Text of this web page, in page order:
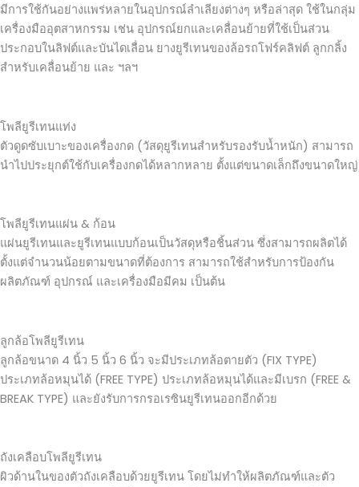
มีการใช้กันอย่างแพร่หลายในอุปกรณ์ลำเลียงต่างๆ หรือล่าสุด ใช้ในกลุ่ม
เครื่องมืออุตสาหกรรม เช่น อุปกรณ์ยกและเคลื่อนย้ายที่ใช้เป็นส่วน
ประกอบในลิฟต์และบันไดเลื่อน ยางยูรีเทนของล้อรถโฟร์คลิฟต์ ลูกกลิ้ง
สำหรับเคลื่อนย้าย และ ฯลฯ
โพลียูรีเทนแท่ง
ตัวดูดซับเบาะของเครื่องกด (วัสดุยูรีเทนสำหรับรองรับน้ำหนัก) สามารถ
นำไปประยุกต์ใช้กับเครื่องกดได้หลากหลาย ตั้งแต่ขนาดเล็กถึงขนาดใหญ่
โพลียูรีเทนแผ่น & ก้อน
แผ่นยูรีเทนและยูรีเทนแบบก้อนเป็นวัสดุหรือชิ้นส่วน ซึ่งสามารถผลิตได้
ตั้งแต่จำนวนน้อยตามขนาดที่ต้องการ สามารถใช้สำหรับการป้องกัน
ผลิตภัณฑ์ อุปกรณ์ และเครื่องมือมีคม เป็นต้น
ลูกล้อโพลียูรีเทน
ลูกล้อขนาด 4 นิ้ว 5 นิ้ว 6 นิ้ว จะมีประเภทล้อตายตัว (FIX TYPE)
ประเภทล้อหมุนได้ (FREE TYPE) ประเภทล้อหมุนได้และมีเบรก (FREE &
BREAK TYPE) และยังรับการกรอเรซินยูรีเทนออกอีกด้วย
ถังเคลือบโพลียูรีเทน
ผิวด้านในของตัวถังเคลือบด้วยยูรีเทน โดยไม่ทำให้ผลิตภัณฑ์และตัว